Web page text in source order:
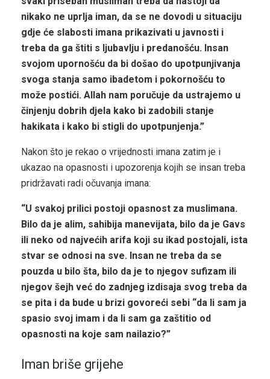
nikako ne uprlja iman, da se ne dovodi u situaciju
gdje će slabosti imana prikazivati u javnosti i
treba da ga štiti s ljubavlju i predanošću. Insan
svojom upornošću da bi došao do upotpunjivanja
svoga stanja samo ibadetom i pokornošću to
može postići. Allah nam poručuje da ustrajemo u
činjenju dobrih djela kako bi zadobili stanje
hakikata i kako bi stigli do upotpunjenja.”
Nakon što je rekao o vrijednosti imana zatim je i
ukazao na opasnosti i upozorenja kojih se insan treba
pridržavati radi očuvanja imana:
“U svakoj prilici postoji opasnost za muslimana.
Bilo da je alim, sahibija manevijata, bilo da je Gavs
ili neko od najvećih arifa koji su ikad postojali, ista
stvar se odnosi na sve. Insan ne treba da se
pouzda u bilo šta, bilo da je to njegov sufizam ili
njegov šejh već do zadnjeg izdisaja svog treba da
se pita i da bude u brizi govoreći sebi “da li sam ja
spasio svoj imam i da li sam ga zaštitio od
opasnosti na koje sam nailazio?”
Iman briše grijehe